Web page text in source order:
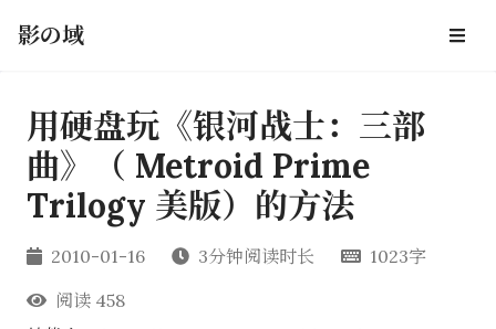
影の域
用硬盘玩《银河战士：三部
曲》（ Metroid Prime
Trilogy 美版）的方法
2010-01-16 3分钟阅读时长
1023字
阅读 458